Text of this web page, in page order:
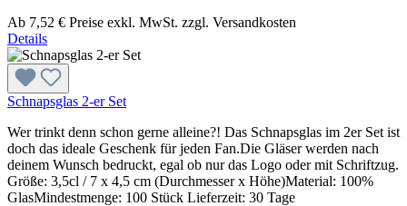
Ab 7,52 € Preise exkl. MwSt. zzgl. Versandkosten
Details
Schnapsglas 2-er Set
Wer trinkt denn schon gerne alleine?! Das Schnapsglas im 2er Set ist
doch das ideale Geschenk für jeden Fan.Die Gläser werden nach
deinem Wunsch bedruckt, egal ob nur das Logo oder mit Schriftzug.
Größe: 3,5cl / 7 x 4,5 cm (Durchmesser x Höhe)Material: 100%
GlasMindestmenge: 100 Stück Lieferzeit: 30 Tage